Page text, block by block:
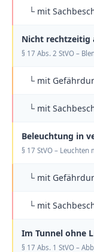
└ mit
Nicht rechtzeitig
§ 17 Abs. 2 StVO –
└ mit
└ mit
Beleuchtung in
§ 17 StVO –
└ mit
└ mit
Im Tunnel ohne
§ 17 Abs. 1 StVO –